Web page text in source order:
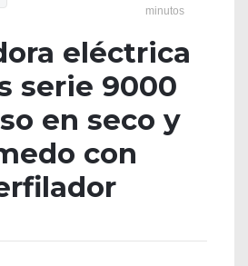
minutos
eléctrica
serie 9000
en seco y
con